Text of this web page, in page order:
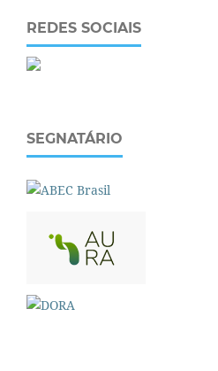
REDES SOCIAIS
SEGNATÁRIO